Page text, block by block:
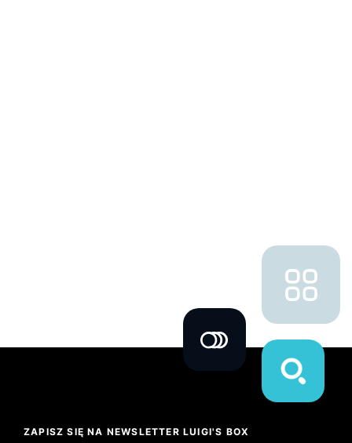
ZAPISZ SIĘ NA NEWSLETTER LUIGI'S BOX